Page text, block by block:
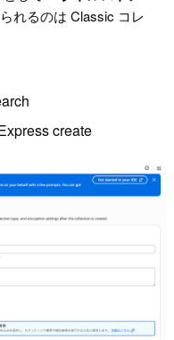
れるのは Classic コレ
create